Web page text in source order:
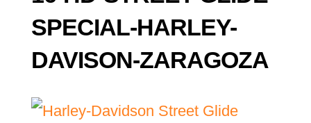
SPECIAL-HARLEY-
DAVISON-ZARAGOZA